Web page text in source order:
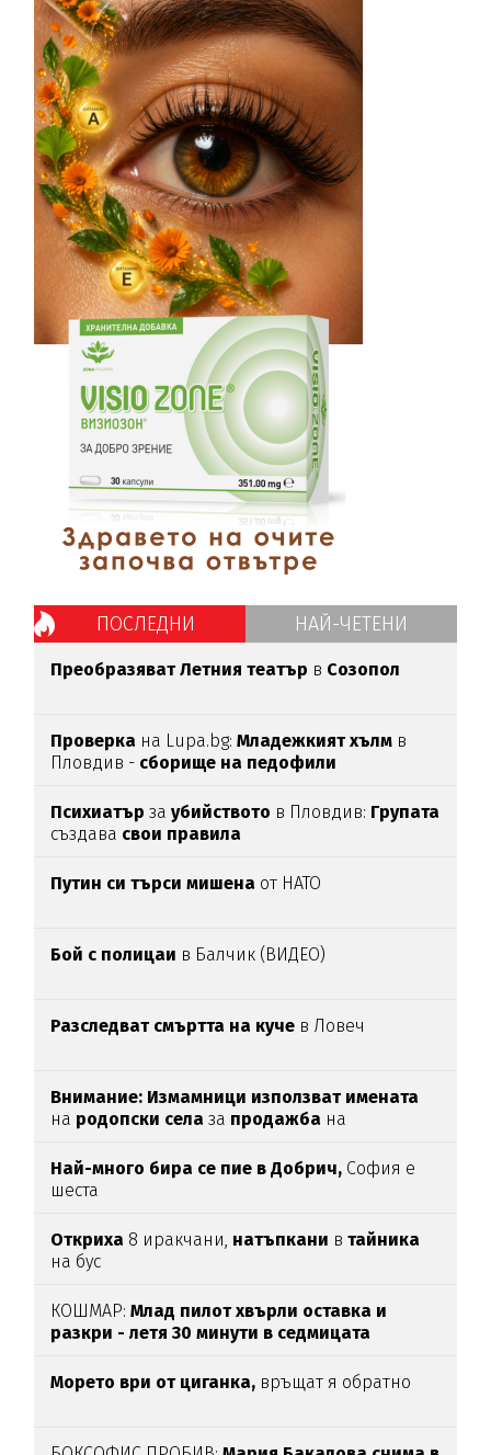
ПОСЛЕДНИ НАЙ-ЧЕТЕНИ
Преобразяват Летния театър в Созопол
Проверка на Lupa.bg:Младежкият хълм в
Пловдив - сборище на педофили
Психиатър заубийството в Пловдив: Групата
създава свои правила
Путин си търси мишена от НАТО
Бой с полицаи в Балчик (ВИДЕО)
Разследват смъртта на куче в Ловеч
Внимание: Измамници използват имената
на родопски села за продажба на
Най-много бира се пие в Добрич, София е
шеста
Откриха 8 иракчани, натъпкани втайника
на бус
КОШМАР:Млад пилот хвърли оставка и
разкри - летя 30 минути в седмицата
Морето ври от циганка, връщат я обратно